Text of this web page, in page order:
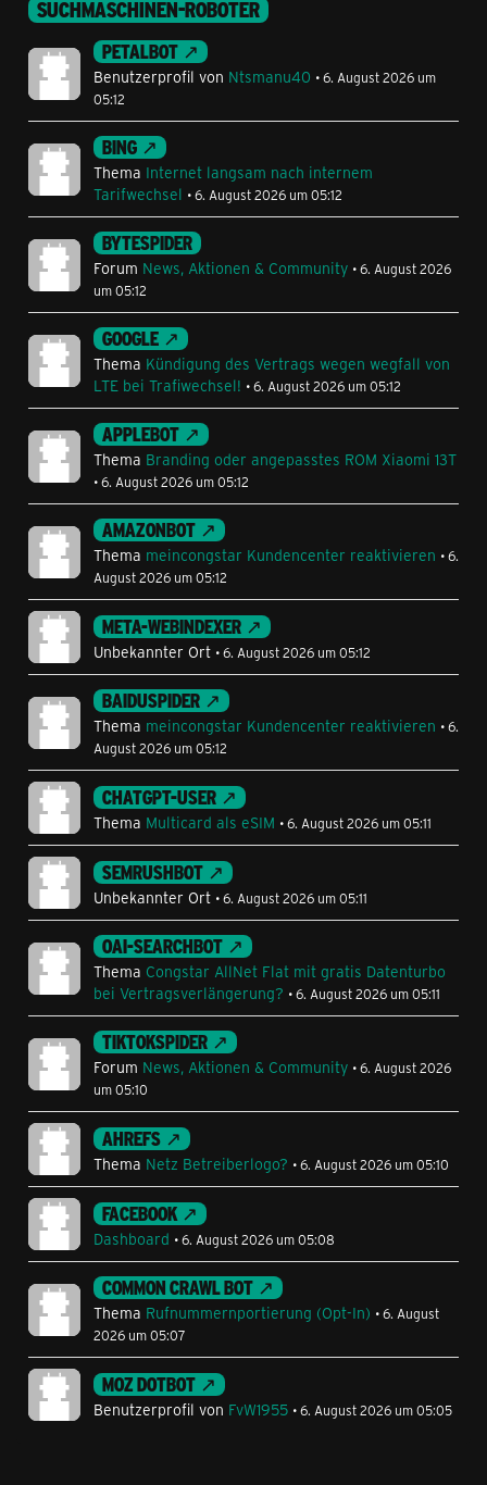
SUCHMASCHINEN-ROBOTER
PETALBOT
Benutzerprofil von Ntsmanu40
6. August 2026 um
05:12
BING
Thema Internet langsam nach internem
Tarifwechsel
6. August 2026 um 05:12
BYTESPIDER
Forum News, Aktionen & Community
6. August 2026
um 05:12
GOOGLE
Thema Kündigung des Vertrags wegen wegfall von
LTE bei Trafiwechsel!
6. August 2026 um 05:12
APPLEBOT
Thema Branding oder angepasstes ROM Xiaomi 13T
6. August 2026 um 05:12
AMAZONBOT
Thema meincongstar Kundencenter reaktivieren
6.
August 2026 um 05:12
META-WEBINDEXER
Unbekannter Ort 6. August 2026 um 05:12
BAIDUSPIDER
Thema meincongstar Kundencenter reaktivieren
6.
August 2026 um 05:12
CHATGPT-USER
Thema Multicard als eSIM 6. August 2026 um 05:11
SEMRUSHBOT
Unbekannter Ort 6. August 2026 um 05:11
OAI-SEARCHBOT
Thema Congstar AllNet Flat mit gratis Datenturbo
bei Vertragsverlängerung?
6. August 2026 um 05:11
TIKTOKSPIDER
Forum News, Aktionen & Community
6. August 2026
um 05:10
AHREFS
Thema Netz Betreiberlogo? 6. August 2026 um 05:10
FACEBOOK
Dashboard 6. August 2026 um 05:08
COMMON CRAWL BOT
Thema Rufnummernportierung (Opt-In)
6. August
2026 um 05:07
MOZ DOTBOT
Benutzerprofil von FvW1955 6. August 2026 um 05:05